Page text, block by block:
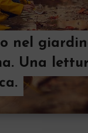
nel
Una